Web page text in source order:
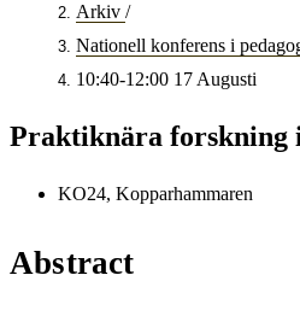
Arkiv /
Nationell konferens i
10:40-12:00 17 Augusti
Praktiknära forskning
KO24, Kopparhammaren
Abstract